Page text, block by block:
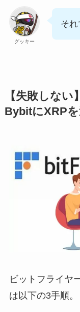
グッキー
それ
【失敗しな
BybitにXRP
ビットフライヤ
は以下の3手順。